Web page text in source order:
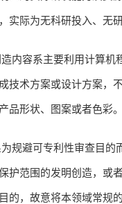
实际为无科研投入、无
容系主要利用计算机
技术方案或设计方案，
品形状、图案或者色彩
避可专利性审查目的
护范围的发明创造，或
的，故意将本领域常规